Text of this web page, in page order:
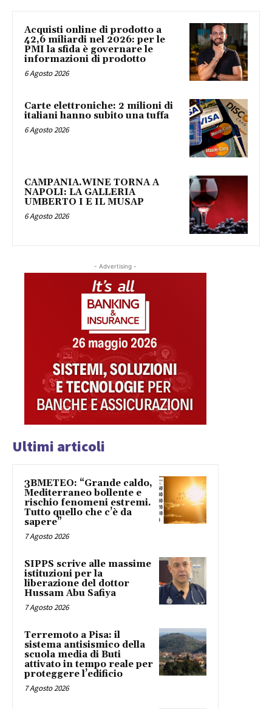
Acquisti online di prodotto a
42,6 miliardi nel 2026: per le
PMI la sfida è governare le
informazioni di prodotto
6 Agosto 2026
Carte elettroniche: 2 milioni di
italiani hanno subito una tuffa
6 Agosto 2026
CAMPANIA.WINE TORNA A
NAPOLI: LA GALLERIA
UMBERTO I E IL MUSAP
6 Agosto 2026
- Advertising -
Ultimi articoli
3BMETEO: “Grande caldo,
Mediterraneo bollente e
rischio fenomeni estremi.
Tutto quello che c’è da
sapere”
7 Agosto 2026
SIPPS scrive alle massime
istituzioni per la
liberazione del dottor
Hussam Abu Safiya
7 Agosto 2026
Terremoto a Pisa: il
sistema antisismico della
scuola media di Buti
attivato in tempo reale per
proteggere l’edificio
7 Agosto 2026